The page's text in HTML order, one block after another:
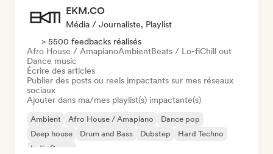
EKM.CO
Média / Journaliste, Playlist
> 5500 feedbacks réalisés
Afro House / AmapianoAmbientBeats / Lo-fiChill out
Dance music
Écrire des articles
Publier des posts ou reels impactants sur mes réseaux
sociaux
Ajouter dans ma/mes playlist(s) impactante(s)
Ambient Afro House / Amapiano
Dance pop
Deep house
Drum and Bass Dubstep
Hard Techno
Indie Dance